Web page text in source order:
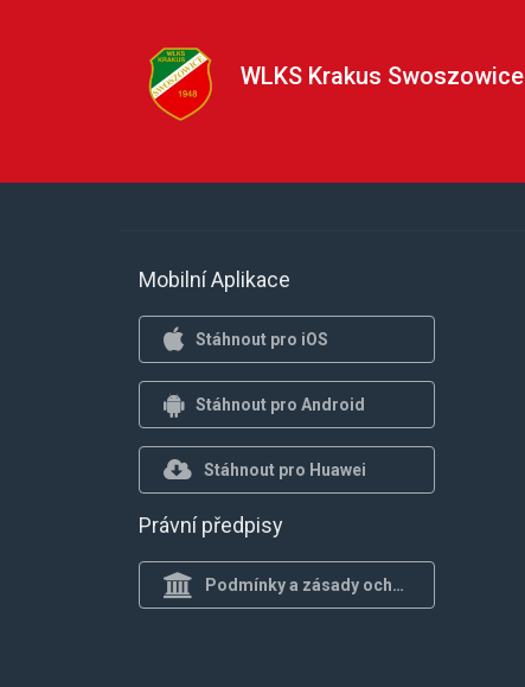
WLKS Krakus Swoszowice
Mobilní Aplikace
Stáhnout pro iOS
Stáhnout pro Android
Stáhnout pro Huawei
Právní předpisy
Podmínky a zásady ochrany osob.